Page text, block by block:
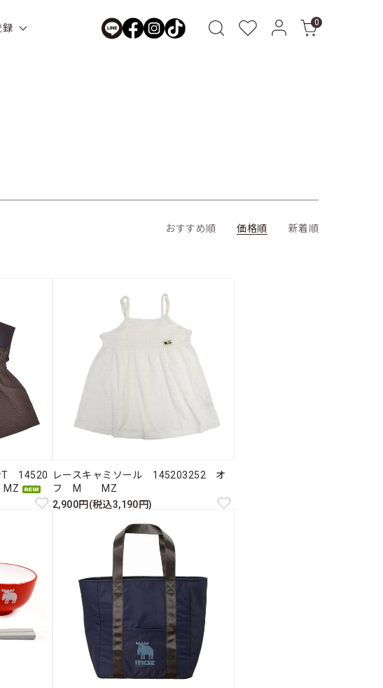
録 0
おすすめ順 価格順 新着順
T 14520
レースキャミソール 145203252 オ
フ M MZ
2,900円(税込3,190円)